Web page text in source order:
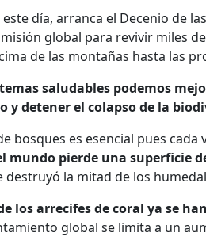
día, arranca el Decenio de las
global para revivir miles
de las montañas hasta las
saludables podemos
y detener el colapso de la
bosques es esencial pues
mundo pierde una superficie
destruyó la mitad de los
los arrecifes de coral ya se
global se limita a un